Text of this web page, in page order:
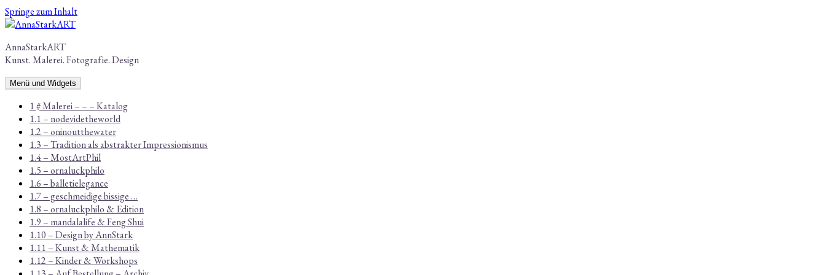
Springe zum Inhalt
AnnaStarkART
Kunst. Malerei. Fotografie. Design
Menü und Widgets
1 # Malerei – – – Katalog
1.1 – nodevidetheworld
1.2 – oninoutthewater
1.3 – Tradition als abstrakter Impressionismus
1.4 – MostArtPhil
1.5 – ornaluckphilo
1.6 – balletielegance
1.7 – geschmeidige bissige …
1.8 – ornaluckphilo & Edition
1.9 – mandalalife & Feng Shui
1.10 – Design by AnnStark
1.11 – Kunst & Mathematik
1.12 – Kinder & Workshops